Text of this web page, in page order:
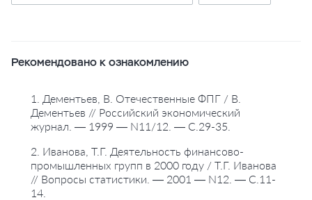
Рекомендовано к ознакомлению
1. Дементьев, В. Отечественные ФПГ / В.
Дементьев // Российский экономический
журнал. — 1999 — N11/12. — С.29-35.
2. Иванова, Т.Г. Деятельность финансово-
промышленных групп в 2000 году / Т.Г. Иванова
// Вопросы статистики. — 2001 — N12. — С.11-
14.